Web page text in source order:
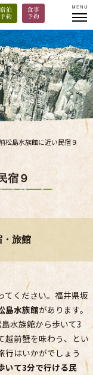
松島水族館に近い民宿９
宿９
・旅館
てください。福井県坂
島水族館があります。
水族館から歩いて3
越前蟹を味わう、とい
行はいかがでしょう
いて3分で行ける民